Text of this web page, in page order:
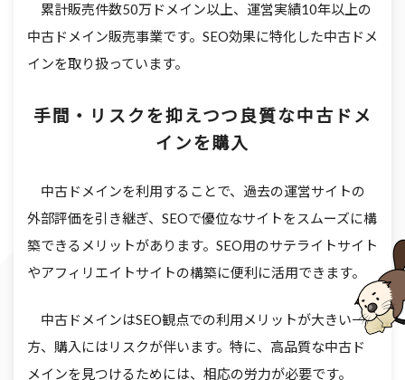
累計販売件数50万ドメイン以上、運営実績10年以上の
中古ドメイン販売事業です。SEO効果に特化した中古ドメ
インを取り扱っています。
手間・リスクを抑えつつ良質な中古ドメ
インを購入
中古ドメインを利用することで、過去の運営サイトの
外部評価を引き継ぎ、SEOで優位なサイトをスムーズに構
築できるメリットがあります。SEO用のサテライトサイト
やアフィリエイトサイトの構築に便利に活用できます。
中古ドメインはSEO観点での利用メリットが大きい一
方、購入にはリスクが伴います。特に、高品質な中古ド
メインを見つけるためには、相応の労力が必要です。